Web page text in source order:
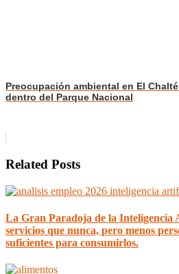
Preocupación ambiental en El
dentro del Parque Nacional
Related Posts
La Gran Paradoja de la Inteligencia
servicios que nunca, pero menos
suficientes para consumirlos.